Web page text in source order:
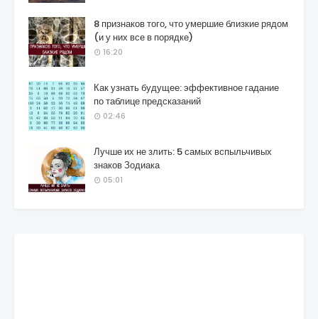
8 признаков того, что умершие близкие рядом
(и у них все в порядке)
16:20
Как узнать будущее: эффективное гадание
по таблице предсказаний
02:46
Лучше их не злить: 5 самых вспыльчивых
знаков Зодиака
05:01